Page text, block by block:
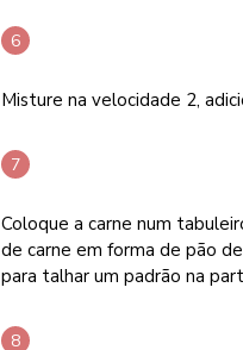
Misture na velocidade 2,
Coloque a carne num
de carne em forma de pão
para talhar um padrão na